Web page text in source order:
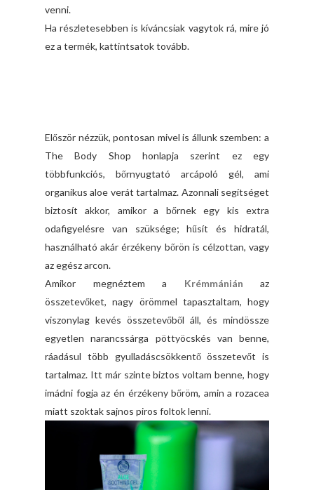
venni.
Ha részletesebben is kíváncsiak vagytok rá, mire jó
ez a termék, kattintsatok tovább.
Először nézzük, pontosan mivel is állunk szemben: a
The Body Shop honlapja szerint ez egy
többfunkciós, bőrnyugtató arcápoló gél, ami
organikus aloe verát tartalmaz. Azonnali segítséget
biztosít akkor, amikor a bőrnek egy kis extra
odafigyelésre van szüksége; hűsít és hidratál,
használható akár érzékeny bőrön is célzottan, vagy
az egész arcon.
Amikor megnéztem a Krémmánián az
összetevőket, nagy örömmel tapasztaltam, hogy
viszonylag kevés összetevőből áll, és mindössze
egyetlen narancssárga pöttyöcskés van benne,
ráadásul több gyulladáscsökkentő összetevőt is
tartalmaz. Itt már szinte biztos voltam benne, hogy
imádni fogja az én érzékeny bőröm, amin a rozacea
miatt szoktak sajnos piros foltok lenni.